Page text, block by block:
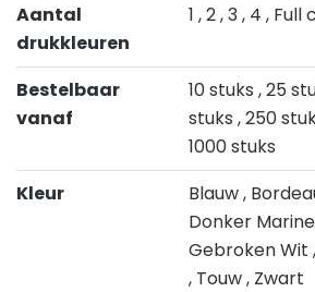
Aantal
drukkleuren
1 , 2, 3, 4 , Full
Bestelbaar
vanaf
10 stuks , 25
stuks , 250
1000 stuks
Kleur
Blauw,
Donker
Gebroken Wit
, Touw, Zwart